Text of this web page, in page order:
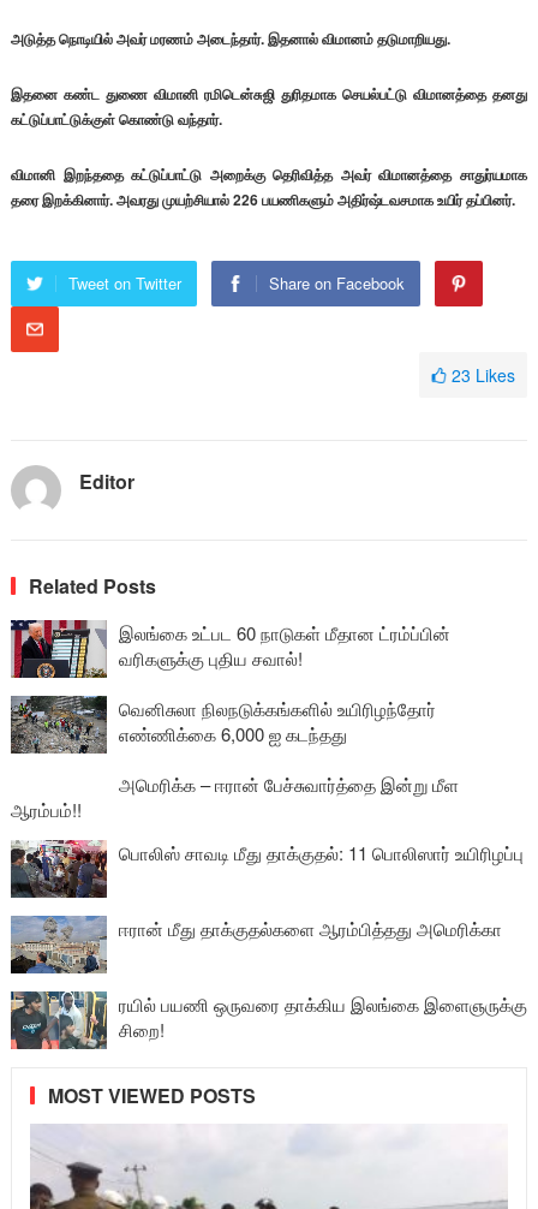
அடுத்த நொடியில் அவர் மரணம் அடைந்தார். இதனால் விமானம் தடுமாறியது.
இதனை கண்ட துணை விமானி ரமிடென்சுஜி துரிதமாக செயல்பட்டு விமானத்தை தனது
கட்டுப்பாட்டுக்குள் கொண்டு வந்தார்.
விமானி இறந்ததை கட்டுப்பாட்டு அறைக்கு தெரிவித்த அவர் விமானத்தை சாதுர்யமாக
தரை இறக்கினார். அவரது முயற்சியால் 226 பயணிகளும் அதிர்ஷ்டவசமாக உயிர் தப்பினர்.
Tweet on Twitter Share on Facebook
23 Likes
Editor
Related Posts
இலங்கை உட்பட 60 நாடுகள் மீதான ட்ரம்ப்பின்
வரிகளுக்கு புதிய சவால்!
வெனிசுலா நிலநடுக்கங்களில் உயிரிழந்தோர்
எண்ணிக்கை 6,000 ஐ கடந்தது
அமெரிக்க – ஈரான் பேச்சுவார்த்தை இன்று மீள
ஆரம்பம்!!
பொலிஸ் சாவடி மீது தாக்குதல்: 11 பொலிஸார் உயிரிழப்பு
ஈரான் மீது தாக்குதல்களை ஆரம்பித்தது அமெரிக்கா
ரயில் பயணி ஒருவரை தாக்கிய இலங்கை இளைஞருக்கு
சிறை!
MOST VIEWED POSTS